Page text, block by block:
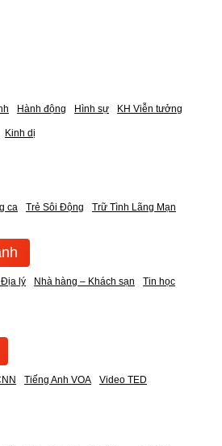
Hành động Hình sự KH Viễn tưởng
Kinh dị
ca Trẻ Sôi Động Trữ Tình Lãng Mạn
Địa lý Nhà hàng – Khách sạn Tin học
Tiếng Anh VOA Video TED